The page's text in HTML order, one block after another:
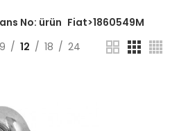
No: ürün Fiat>1860549M
9 12 18 24